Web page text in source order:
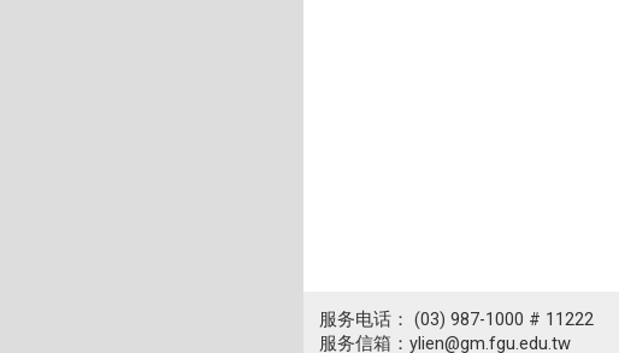
服务电话： (03) 987-1000 # 11222
服务信箱：ylien@gm.fgu.edu.tw